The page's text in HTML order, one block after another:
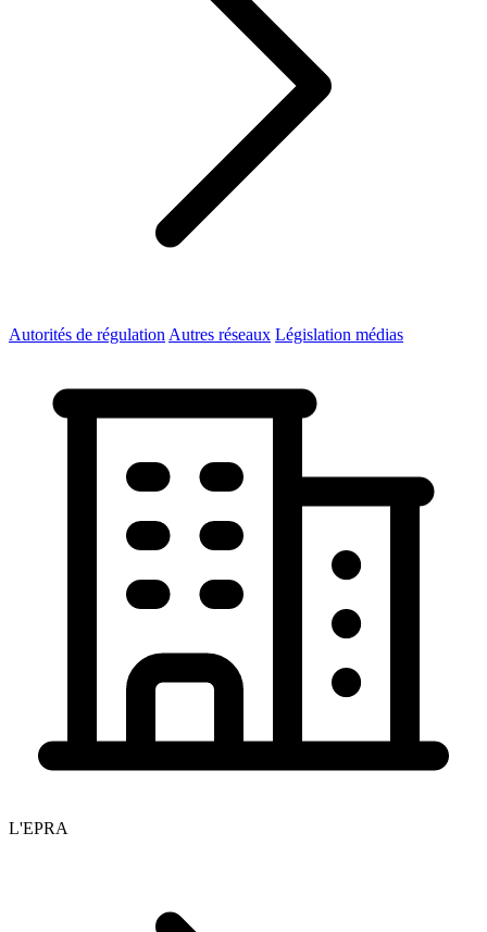
Autorités de régulation Autres réseaux Législation médias
L'EPRA